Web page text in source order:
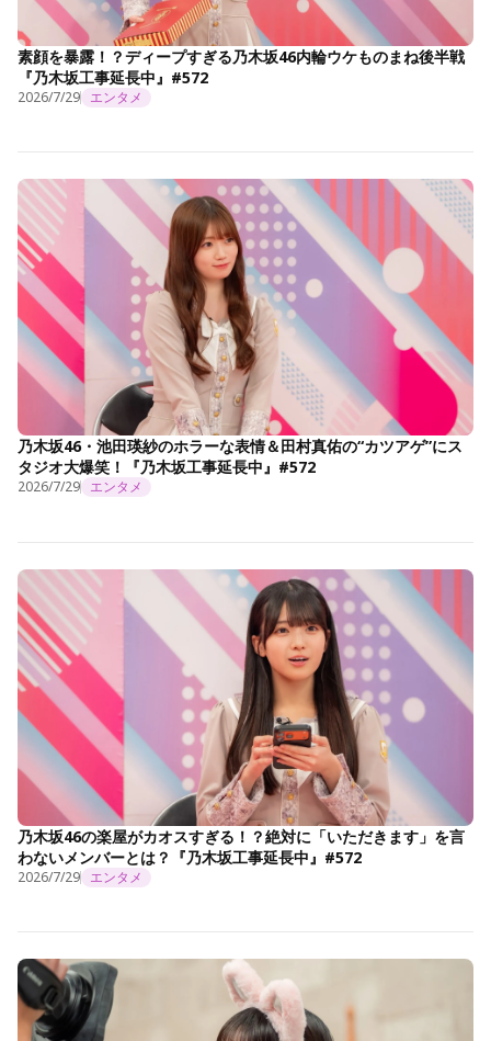
素顔を暴露！？ディープすぎる乃木坂46内輪ウケものまね後半戦
『乃木坂工事延長中』#572
2026/7/29 エンタメ
乃木坂46・池田瑛紗のホラーな表情＆田村真佑の“カツアゲ”にス
タジオ大爆笑！『乃木坂工事延長中』#572
2026/7/29 エンタメ
乃木坂46の楽屋がカオスすぎる！？絶対に「いただきます」を言
わないメンバーとは？『乃木坂工事延長中』#572
2026/7/29 エンタメ